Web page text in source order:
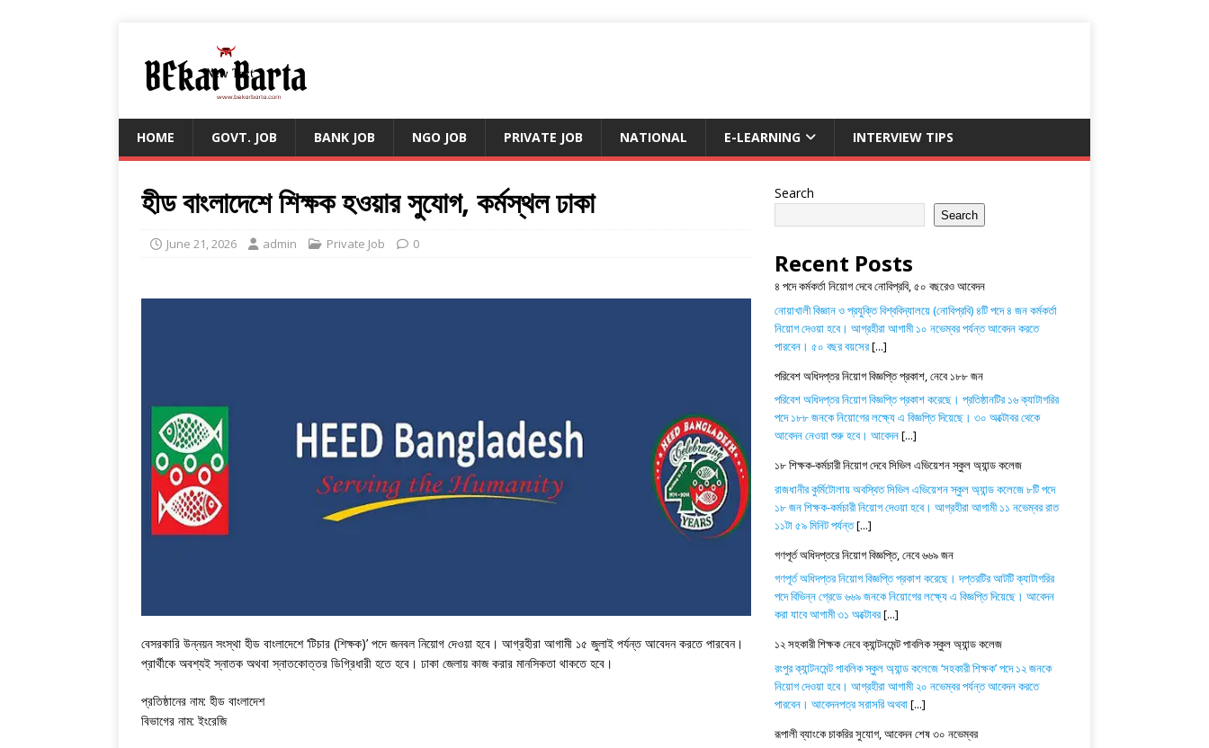
HOME GOVT. JOB BANK JOB NGO JOB PRIVATE JOB NATIONAL E-LEARNING INTERVIEW TIPS
হীড বাংলাদেশে শিক্ষক হওয়ার সুযোগ, কর্মস্থল ঢাকা
June 21, 2026 admin Private Job 0
বেসরকারি উন্নয়ন সংস্থা হীড বাংলাদেশে ‘টিচার (শিক্ষক)’ পদে জনবল নিয়োগ দেওয়া হবে। আগ্রহীরা আগামী ১৫ জুলাই পর্যন্ত আবেদন করতে পারবেন।
প্রার্থীকে অবশ্যই স্নাতক অথবা স্নাতকোত্তর ডিগ্রিধারী হতে হবে। ঢাকা জেলায় কাজ করার মানসিকতা থাকতে হবে।
প্রতিষ্ঠানের নাম: হীড বাংলাদেশ
বিভাগের নাম: ইংরেজি
Search
Search
Recent Posts
৪ পদে কর্মকর্তা নিয়োগ দেবে নোবিপ্রবি, ৫০ বছরেও আবেদন
নোয়াখালী বিজ্ঞান ও প্রযুক্তি বিশ্ববিদ্যালয়ে (নোবিপ্রবি) ৪টি পদে ৪ জন কর্মকর্তা
নিয়োগ দেওয়া হবে। আগ্রহীরা আগামী ১০ নভেম্বর পর্যন্ত আবেদন করতে
পারবেন। ৫০ বছর বয়সের[...]
পরিবেশ অধিদপ্তর নিয়োগ বিজ্ঞপ্তি প্রকাশ, নেবে ১৮৮ জন
পরিবেশ অধিদপ্তর নিয়োগ বিজ্ঞপ্তি প্রকাশ করেছে। প্রতিষ্ঠানটির ১৬ ক্যাটাগরির
পদে ১৮৮ জনকে নিয়োগের লক্ষ্যে এ বিজ্ঞপ্তি দিয়েছে। ৩০ অক্টোবর থেকে
আবেদন নেওয়া শুরু হবে। আবেদন[...]
১৮ শিক্ষক-কর্মচারী নিয়োগ দেবে সিভিল এভিয়েশন স্কুল অ্যান্ড কলেজ
রাজধানীর কুর্মিটোলায় অবস্থিত সিভিল এভিয়েশন স্কুল অ্যান্ড কলেজে ৮টি পদে
১৮ জন শিক্ষক-কর্মচারী নিয়োগ দেওয়া হবে। আগ্রহীরা আগামী ১১ নভেম্বর রাত
১১টা ৫৯ মিনিট পর্যন্ত[...]
গণপূর্ত অধিদপ্তরে নিয়োগ বিজ্ঞপ্তি, নেবে ৬৬৯ জন
গণপূর্ত অধিদপ্তর নিয়োগ বিজ্ঞপ্তি প্রকাশ করেছে। দপ্তরটির আটটি ক্যাটাগরির
পদে বিভিন্ন গ্রেডে ৬৬৯ জনকে নিয়োগের লক্ষ্যে এ বিজ্ঞপ্তি দিয়েছে। আবেদন
করা যাবে আগামী ৩১ অক্টোবর[...]
১২ সহকারী শিক্ষক নেবে ক্যান্টনমেন্ট পাবলিক স্কুল অ্যান্ড কলেজ
রংপুর ক্যান্টনমেন্ট পাবলিক স্কুল অ্যান্ড কলেজে ‘সহকারী শিক্ষক’ পদে ১২ জনকে
নিয়োগ দেওয়া হবে। আগ্রহীরা আগামী ২০ নভেম্বর পর্যন্ত আবেদন করতে
পারবেন। আবেদনপত্র সরাসরি অথবা[...]
রূপালী ব্যাংকে চাকরির সুযোগ, আবেদন শেষ ৩০ নভেম্বর